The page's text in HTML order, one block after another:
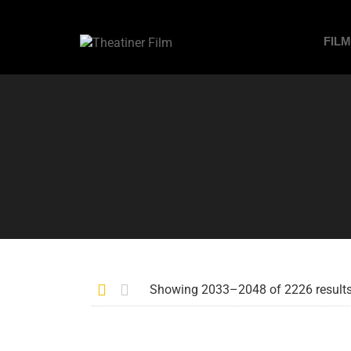
Showing 2033–2048 of 2226